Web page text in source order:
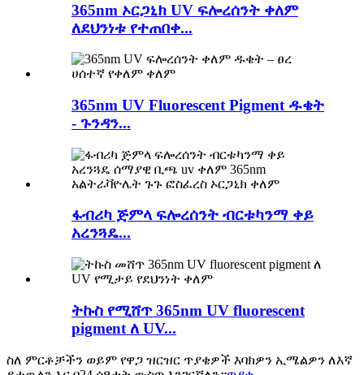
365nm ኦርጋኒክ UV ፍሎረሰንት ቀለም
ለደህንነቱ የተጠበቀ...
365nm UV Fluorescent Pigment ዱቄት
- ጉንዳን...
ፋብሪካ ጅምላ ፍሎረሰንት ብርቱካንማ ቀይ
አረንጓዴ...
ትኩስ የሚሸጥ 365nm UV fluorescent
pigment ለ UV...
ስለ ምርቶቻችን ወይም የዋጋ ዝርዝር ጥያቄዎች እባክዎን ኢሜልዎን ለእኛ